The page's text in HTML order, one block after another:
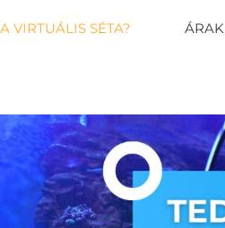
VIRTUÁLIS SÉTA? ÁRAK